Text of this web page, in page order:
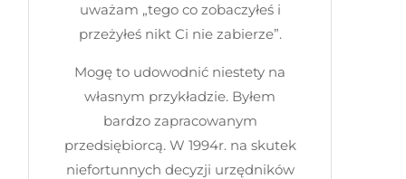
uważam „tego co zobaczyłeś i
przeżyłeś nikt Ci nie zabierze”.
Mogę to udowodnić niestety na
własnym przykładzie. Byłem
bardzo zapracowanym
przedsiębiorcą. W 1994r. na skutek
niefortunnych decyzji urzędników